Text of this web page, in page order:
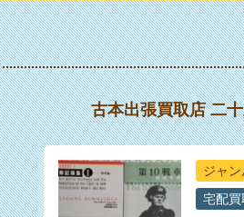
古本出張買取店 二
ジャン
宅配買